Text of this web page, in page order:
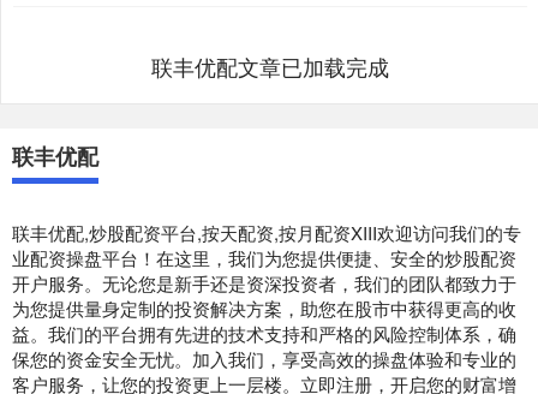
联丰优配文章已加载完成
联丰优配
联丰优配,炒股配资平台,按天配资,按月配资XIII‌欢迎访问我们的专
业配资操盘平台！在这里，我们为您提供便捷、安全的炒股配资
开户服务。无论您是新手还是资深投资者，我们的团队都致力于
为您提供量身定制的投资解决方案，助您在股市中获得更高的收
益。我们的平台拥有先进的技术支持和严格的风险控制体系，确
保您的资金安全无忧。加入我们，享受高效的操盘体验和专业的
客户服务，让您的投资更上一层楼。立即注册，开启您的财富增